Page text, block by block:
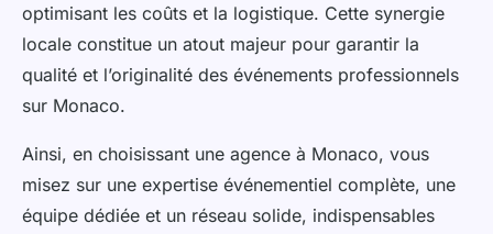
optimisant les coûts et la logistique. Cette synergie
locale constitue un atout majeur pour garantir la
qualité et l’originalité des événements professionnels
sur Monaco.
Ainsi, en choisissant une agence à Monaco, vous
misez sur une expertise événementiel complète, une
équipe dédiée et un réseau solide, indispensables